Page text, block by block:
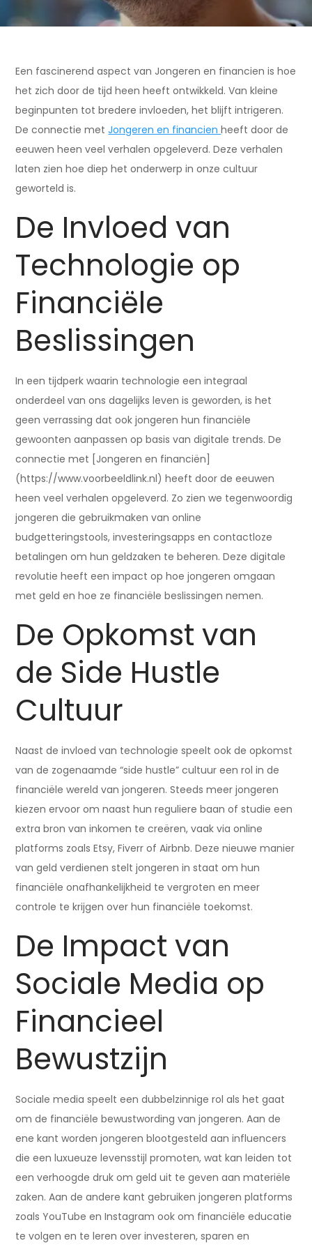
Een fascinerend aspect van Jongeren en financien is hoe
het zich door de tijd heen heeft ontwikkeld. Van kleine
beginpunten tot bredere invloeden, het blijft intrigeren.
De connectie metJongeren en financienheeft door de
eeuwen heen veel verhalen opgeleverd. Deze verhalen
laten zien hoe diep het onderwerp in onze cultuur
geworteld is.
De Invloed van
Technologie op
Financiële
Beslissingen
In een tijdperk waarin technologie een integraal
onderdeel van ons dagelijks leven is geworden, is het
geen verrassing dat ook jongeren hun financiële
gewoonten aanpassen op basis van digitale trends. De
connectie met [Jongeren en financiën]
(https://www.voorbeeldlink.nl) heeft door de eeuwen
heen veel verhalen opgeleverd. Zo zien we tegenwoordig
jongeren die gebruikmaken van online
budgetteringstools, investeringsapps en contactloze
betalingen om hun geldzaken te beheren. Deze digitale
revolutie heeft een impact op hoe jongeren omgaan
met geld en hoe ze financiële beslissingen nemen.
De Opkomst van
de Side Hustle
Cultuur
Naast de invloed van technologie speelt ook de opkomst
van de zogenaamde “side hustle” cultuur een rol in de
financiële wereld van jongeren. Steeds meer jongeren
kiezen ervoor om naast hun reguliere baan of studie een
extra bron van inkomen te creëren, vaak via online
platforms zoals Etsy, Fiverr of Airbnb. Deze nieuwe manier
van geld verdienen stelt jongeren in staat om hun
financiële onafhankelijkheid te vergroten en meer
controle te krijgen over hun financiële toekomst.
De Impact van
Sociale Media op
Financieel
Bewustzijn
Sociale media speelt een dubbelzinnige rol als het gaat
om de financiële bewustwording van jongeren. Aan de
ene kant worden jongeren blootgesteld aan influencers
die een luxueuze levensstijl promoten, wat kan leiden tot
een verhoogde druk om geld uit te geven aan materiële
zaken. Aan de andere kant gebruiken jongeren platforms
zoals YouTube en Instagram ook om financiële educatie
te volgen en te leren over investeren, sparen en